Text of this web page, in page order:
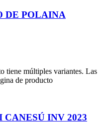
DE POLAINA
tiene múltiples variantes. Las
de producto
INV 2023